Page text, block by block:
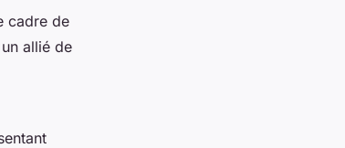
cadre de
allié de